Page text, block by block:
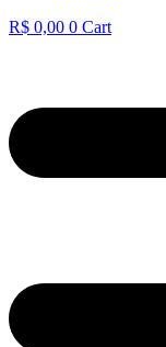
R$ 0,00 0 Cart